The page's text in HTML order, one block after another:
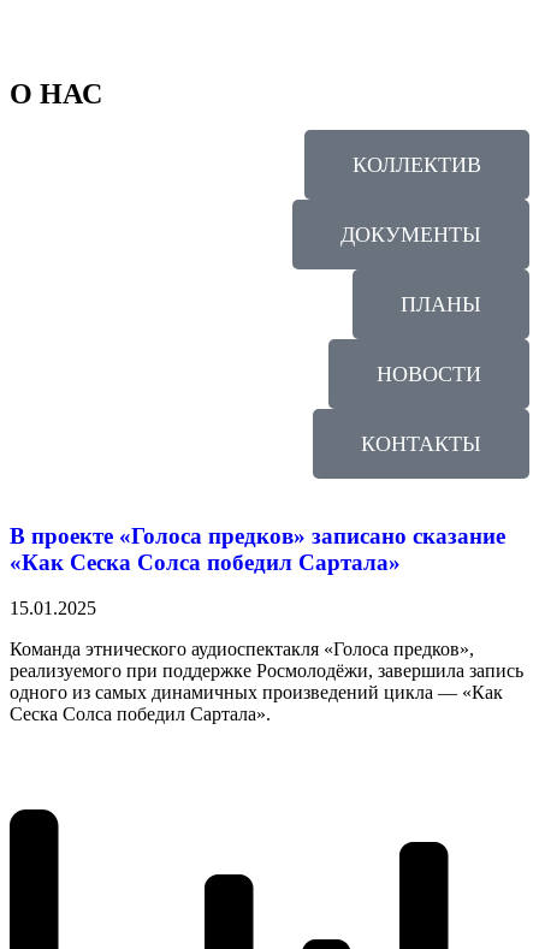
О НАС
КОЛЛЕКТИВ
ДОКУМЕНТЫ
ПЛАНЫ
НОВОСТИ
КОНТАКТЫ
В проекте «Голоса предков» записано сказание
«Как Сеска Солса победил Сартала»
15.01.2025
Команда этнического аудиоспектакля «Голоса предков»,
реализуемого при поддержке Росмолодёжи, завершила запись
одного из самых динамичных произведений цикла — «Как
Сеска Солса победил Сартала».